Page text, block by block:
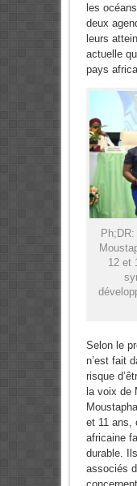
les
deux
leurs
actuelle
pays
12 et
Selon le
n’est fait
risque
la voix de
et 11 ans,
africaine
durable.
associés